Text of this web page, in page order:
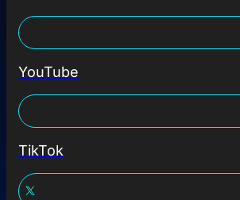
YouTube
TikTok